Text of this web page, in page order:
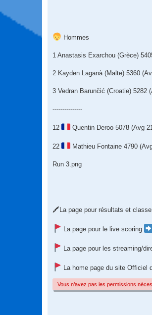
Hommes
1 Anastasis Exarchou (Grèce)
2 Kayden Laganà (Malte) 5360
3 Vedran Barunčić (Croatie) 5282
---------------
12 Quentin Deroo 5078 (Avg
22 Mathieu Fontaine 4790
Run 3.png
🖍La page pour résultats et
La page pour le live scoring
La page pour les streaming/
La home page du site Officiel
Vous n’avez pas les permissions